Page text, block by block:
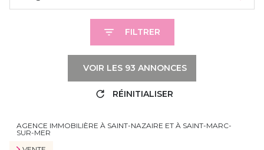
FILTRER
VOIR LES 93 ANNONCES
RÉINITIALISER
AGENCE IMMOBILIÈRE À SAINT-NAZAIRE ET À SAINT-MARC-
SUR-MER